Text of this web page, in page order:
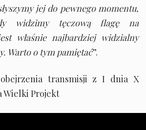
jej do pewnego momentu,
widzimy tęczową flagę na
właśnie najbardziej widzialny
Warto o tym pamiętać”.
transmisji z I dnia X
Wielki Projekt